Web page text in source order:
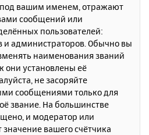
вашим именем, отражают
сообщений или
пользователей:
администраторов. Обычно вы
наименования званий
они установлены её
не засоряйте
сообщениями только для
звание. На большинстве
и модератор или
вашего счётчика